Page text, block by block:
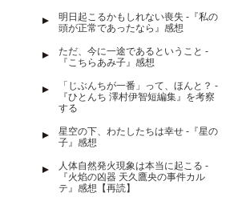
明日起こるかもしれない喪失 -『私の
頭が正常であったなら』感想
ただ、今に一途であるということ -
『こちらあみ子』感想
「じぶんちが一番」って、ほんと？ -
『ひとんち 澤村伊智短編集』を考察
する
星空の下、わたしたちは幸せ -『星の
子』感想
人体自然発火現象は本当に起こる -
『火焰の凶器 天久鷹央の事件カル
テ』感想【再読】